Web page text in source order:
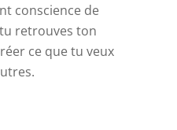
conscience de
retrouves ton
ce que tu veux